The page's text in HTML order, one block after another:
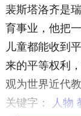
裴斯塔洛齐是
育事业，他把
儿童都能收到
来的平等权利
观为世界近代
关键字：
人物